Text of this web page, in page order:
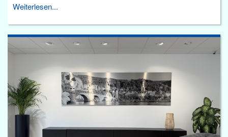
Weiterlesen...